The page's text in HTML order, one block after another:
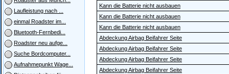
Laufleistung nach ...
einmal Roadster im...
Bluetooth-Fernbedi...
Roadster neu aufge...
Suche Bordcomputer...
Aufnahmepunkt Wage...
Kann die Batterie nicht ausbauen
Kann die Batterie nicht ausbauen
Kann die Batterie nicht ausbauen
Abdeckung Airbag Beifahrer Seite
Abdeckung Airbag Beifahrer Seite
Abdeckung Airbag Beifahrer Seite
Abdeckung Airbag Beifahrer Seite